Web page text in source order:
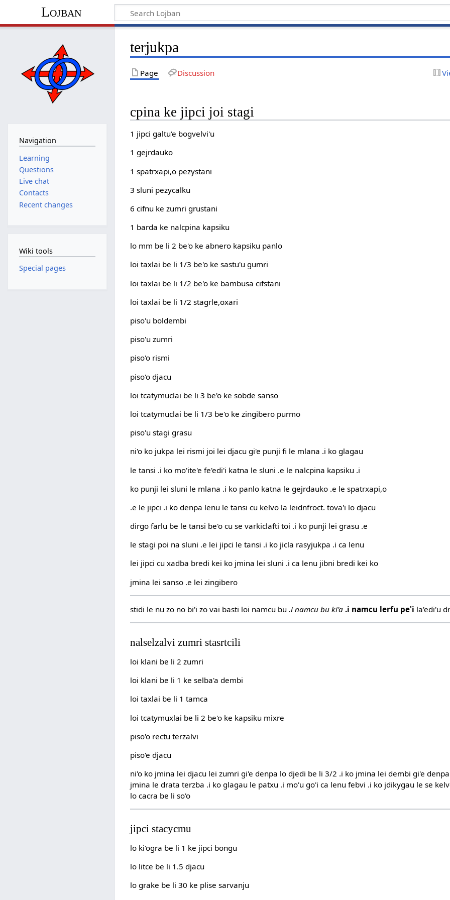
Lojban
terjukpa
Page Discussion
cpina ke jipci joi stagi
1 jipci galtu'e bogvelvi'u
1 gejrdauko
1 spatrxapi,o pezystani
3 sluni pezycalku
6 cifnu ke zumri grustani
1 barda ke nalcpina kapsiku
lo mm be li 2 be'o ke abnero kapsiku panlo
loi taxlai be li 1/3 be'o ke sastu'u gumri
loi taxlai be li 1/2 be'o ke bambusa cifstani
loi taxlai be li 1/2 stagrle,oxari
piso'u boldembi
piso'u zumri
piso'o rismi
piso'o djacu
loi tcatymuclai be li 3 be'o ke sobde sanso
loi tcatymuclai be li 1/3 be'o ke zingibero purmo
piso'u stagi grasu
ni'o ko jukpa lei rismi joi lei djacu gi'e punji fi le mlana .i ko glagau
le tansi .i ko mo'ite'e fe'edi'i katna le sluni .e le nalcpina kapsiku .i
ko punji lei sluni le mlana .i ko panlo katna le gejrdauko .e le spatrxapi,o
.e le jipci .i ko denpa lenu le tansi cu kelvo la leidnfroct. tova'i lo djacu
dirgo farlu be le tansi be'o cu se varkiclafti toi .i ko punji lei grasu .e
le stagi poi na sluni .e lei jipci le tansi .i ko jicla rasyjukpa .i ca lenu
lei jipci cu xadba bredi kei ko jmina lei sluni .i ca lenu jibni bredi kei ko
jmina lei sanso .e lei zingibero
stidi le nu zo no bi'i zo vai basti loi namcu bu.i namcu bu ki'a .i namcu lerfu pe'i la'edi'u
nalselzalvi zumri stasrtcili
loi klani be li 2 zumri
loi klani be li 1 ke selba'a dembi
loi taxlai be li 1 tamca
loi tcatymuxlai be li 2 be'o ke kapsiku mixre
piso'o rectu terzalvi
piso'e djacu
ni'o ko jmina lei djacu lei zumri gi'e denpa lo djedi be li 3/2 .i ko jmina lei dembi gi'e
jmina le drata terzba .i ko glagau le patxu .i mo'u go'i ca lenu febvi .i ko jdikygau le se
lo cacra be li so'o
jipci stacycmu
lo ki'ogra be li 1 ke jipci bongu
lo litce be li 1.5 djacu
lo grake be li 30 ke plise sarvanju
Navigation
Learning
Questions
Live chat
Contacts
Recent changes
Wiki tools
Special pages